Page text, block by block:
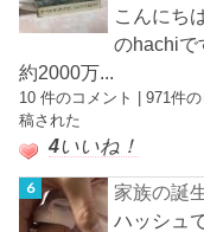
こんにち
のhachi
約2000万...
10 件のコメント |971件
稿された
4いいね！
家族の誕
ハッシュ